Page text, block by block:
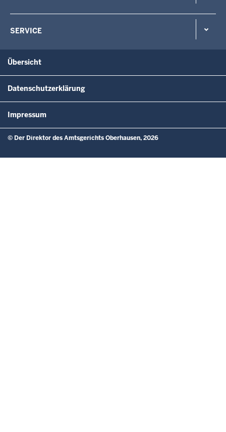
SERVICE
Übersicht
Datenschutzerklärung
Impressum
© Der Direktor des Amtsgerichts Oberhausen, 2026